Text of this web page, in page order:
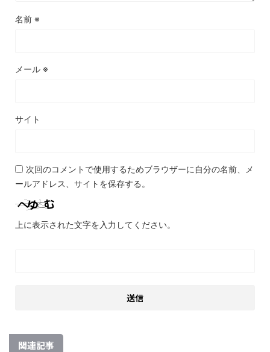
名前 ※
メール ※
サイト
次回のコメントで使用するためブラウザーに自分の名前、メ
ールアドレス、サイトを保存する。
上に表示された文字を入力してください。
関連記事